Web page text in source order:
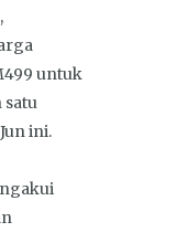
untuk
satu
ini.